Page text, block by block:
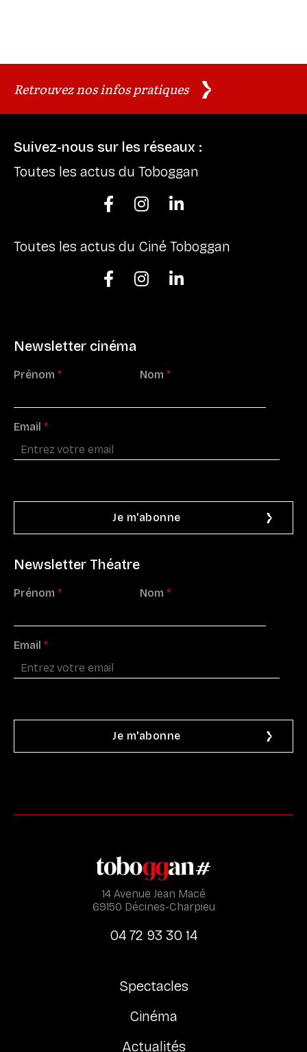
Retrouvez nos infos pratiques
Suivez-nous sur les réseaux :
Toutes les actus du Toboggan

 
Toutes les actus du Ciné Toboggan

 
Newsletter cinéma
Prénom * Nom *
Email *
Newsletter Théatre
Prénom * Nom *
Email *
14 Avenue Jean Macé
69150 Décines-Charpieu
04 72 93 30 14
Spectacles
Cinéma
Actualités